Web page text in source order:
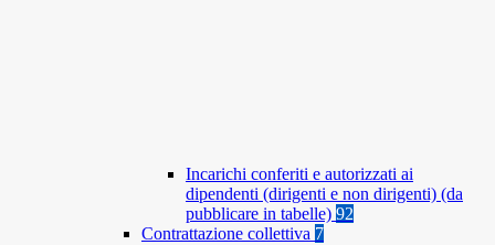
Incarichi conferiti e autorizzati ai
dipendenti (dirigenti e non dirigenti) (da
pubblicare in tabelle) 92
Contrattazione collettiva 7